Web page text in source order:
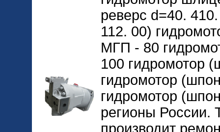
реверс d=40.
112. 00)
МГП - 80
100 гидромотор
гидромотор
гидромотор
регионы России.
производит